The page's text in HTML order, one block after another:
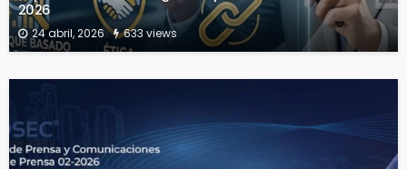
2026
24 abril, 2026 633 views